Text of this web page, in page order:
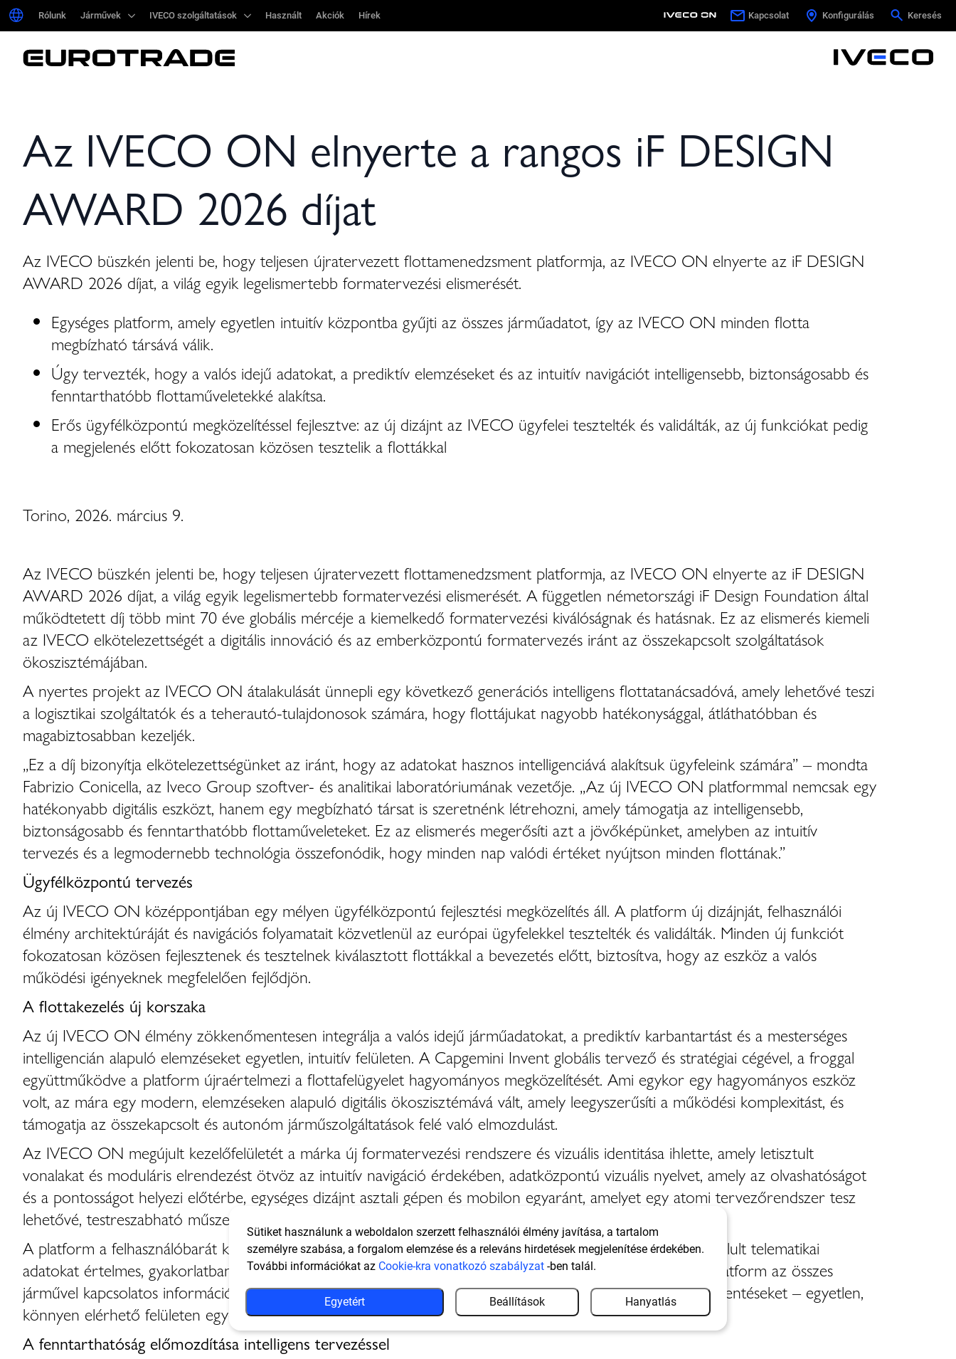
Rólunk Járművek IVECO szolgáltatások Használt Akciók Hírek Kapcsolat Konfigurálás Keresés
Rólunk Járművek IVECO szolgáltatások Használt Akciók Hírek Kapcsolat Konfigurálás Keresés
Az IVECO ON elnyerte a rangos iF DESIGN
AWARD 2026 díjat
Az IVECO büszkén jelenti be, hogy teljesen újratervezett flottamenedzsment platformja, az IVECO ON elnyerte az iF DESIGN
AWARD 2026 díjat, a világ egyik legelismertebb formatervezési elismerését.
Egységes platform, amely egyetlen intuitív központba gyűjti az összes járműadatot, így az IVECO ON minden flotta
megbízható társává válik.
Úgy tervezték, hogy a valós idejű adatokat, a prediktív elemzéseket és az intuitív navigációt intelligensebb, biztonságosabb és
fenntarthatóbb flottaműveletekké alakítsa.
Erős ügyfélközpontú megközelítéssel fejlesztve: az új dizájnt az IVECO ügyfelei tesztelték és validálták, az új funkciókat pedig
a megjelenés előtt fokozatosan közösen tesztelik a flottákkal
Torino, 2026. március 9.
Az IVECO büszkén jelenti be, hogy teljesen újratervezett flottamenedzsment platformja, az IVECO ON elnyerte az iF DESIGN
AWARD 2026 díjat, a világ egyik legelismertebb formatervezési elismerését. A független németországi iF Design Foundation által
működtetett díj több mint 70 éve globális mércéje a kiemelkedő formatervezési kiválóságnak és hatásnak. Ez az elismerés kiemeli
az IVECO elkötelezettségét a digitális innováció és az emberközpontú formatervezés iránt az összekapcsolt szolgáltatások
ökoszisztémájában.
A nyertes projekt az IVECO ON átalakulását ünnepli egy következő generációs intelligens flottatanácsadóvá, amely lehetővé teszi
a logisztikai szolgáltatók és a teherautó-tulajdonosok számára, hogy flottájukat nagyobb hatékonysággal, átláthatóbban és
magabiztosabban kezeljék.
„Ez a díj bizonyítja elkötelezettségünket az iránt, hogy az adatokat hasznos intelligenciává alakítsuk ügyfeleink számára” – mondta
Fabrizio Conicella, az Iveco Group szoftver- és analitikai laboratóriumának vezetője. „Az új IVECO ON platformmal nemcsak egy
hatékonyabb digitális eszközt, hanem egy megbízható társat is szeretnénk létrehozni, amely támogatja az intelligensebb,
biztonságosabb és fenntarthatóbb flottaműveleteket. Ez az elismerés megerősíti azt a jövőképünket, amelyben az intuitív
tervezés és a legmodernebb technológia összefonódik, hogy minden nap valódi értéket nyújtson minden flottának.”
Ügyfélközpontú tervezés
Az új IVECO ON középpontjában egy mélyen ügyfélközpontú fejlesztési megközelítés áll. A platform új dizájnját, felhasználói
élmény architektúráját és navigációs folyamatait közvetlenül az európai ügyfelekkel tesztelték és validálták. Minden új funkciót
fokozatosan közösen fejlesztenek és tesztelnek kiválasztott flottákkal a bevezetés előtt, biztosítva, hogy az eszköz a valós
működési igényeknek megfelelően fejlődjön.
A flottakezelés új korszaka
Az új IVECO ON élmény zökkenőmentesen integrálja a valós idejű járműadatokat, a prediktív karbantartást és a mesterséges
intelligencián alapuló elemzéseket egyetlen, intuitív felületen. A Capgemini Invent globális tervező és stratégiai cégével, a froggal
együttműködve a platform újraértelmezi a flottafelügyelet hagyományos megközelítését. Ami egykor egy hagyományos eszköz
volt, az mára egy modern, elemzéseken alapuló digitális ökoszisztémává vált, amely leegyszerűsíti a működési komplexitást, és
támogatja az összekapcsolt és autonóm járműszolgáltatások felé való elmozdulást.
Az IVECO ON megújult kezelőfelületét a márka új formatervezési rendszere és vizuális identitása ihlette, amely letisztult
vonalakat és moduláris elrendezést ötvöz az intuitív navigáció érdekében, adatközpontú vizuális nyelvet, amely az olvashatóságot
és a pontosságot helyezi előtérbe, egységes dizájnt asztali gépen és mobilon egyaránt, amelyet egy atomi tervezőrendszer tesz
lehetővé, testreszabható műszerfalakat, magával ragadó térképeket és konfigurálható widgeteket.
A platform a felhasználóbarát kialakításra és az adatokból nyert betekintésre helyezve a hangsúlyt, a bonyolult telematikai
adatokat értelmes, gyakorlatban is alkalmazható útmutatássá alakítja a flottamenedzserek számára. Az új platform az összes
járművel kapcsolatos információt – beleértve a teljesítményt, a karbantartást, a riasztásokat és a korábbi jelentéseket – egyetlen,
könnyen elérhető felületen egyesíti.
A fenntarthatóság előmozdítása intelligens tervezéssel
Sütiket használunk a weboldalon szerzett felhasználói élmény javítása, a tartalom
személyre szabása, a forgalom elemzése és a releváns hirdetések megjelenítése érdekében.
További információkat az Cookie-kra vonatkozó szabályzat -ben talál.
Egyetért Beállítások Hanyatlás